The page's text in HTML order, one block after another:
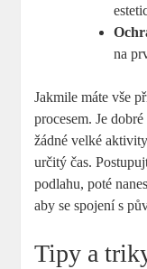
na
Jakmile máte vše
procesem. Je
žádné velké
určitý čas.
podlahu, poté
aby se spojení s
Tipy a